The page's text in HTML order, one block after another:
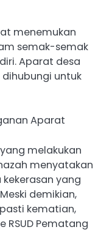
menemukan
semak-semak
Aparat desa
dihubungi untuk
Aparat
melakukan
menyatakan
yang
demikian,
kematian,
RSUD Pematang